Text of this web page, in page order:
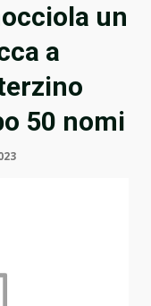
un
a
50 nomi